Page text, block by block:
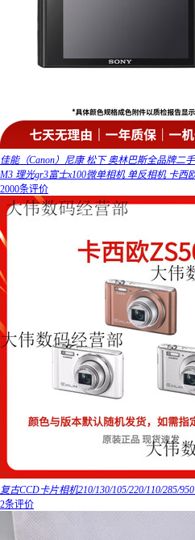
佳能（Canon）尼康 松下 奥林巴斯全品牌二
M3 理光gr3富士x100微单相机 单反相机 卡西
2000条评价
复古CCD卡片相机210/130/105/220/110/285/
2条评价